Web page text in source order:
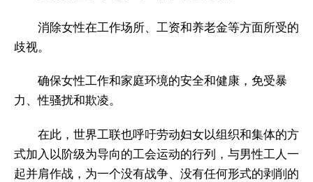
消除女性在工作场所、工资和养老金等方面所受的
歧视。
确保女性工作和家庭环境的安全和健康，免受暴
力、性骚扰和欺凌。
在此，世界工联也呼吁劳动妇女以组织和集体的方
式加入以阶级为导向的工会运动的行列，与男性工人一
起并肩作战，为一个没有战争、没有任何形式的剥削的